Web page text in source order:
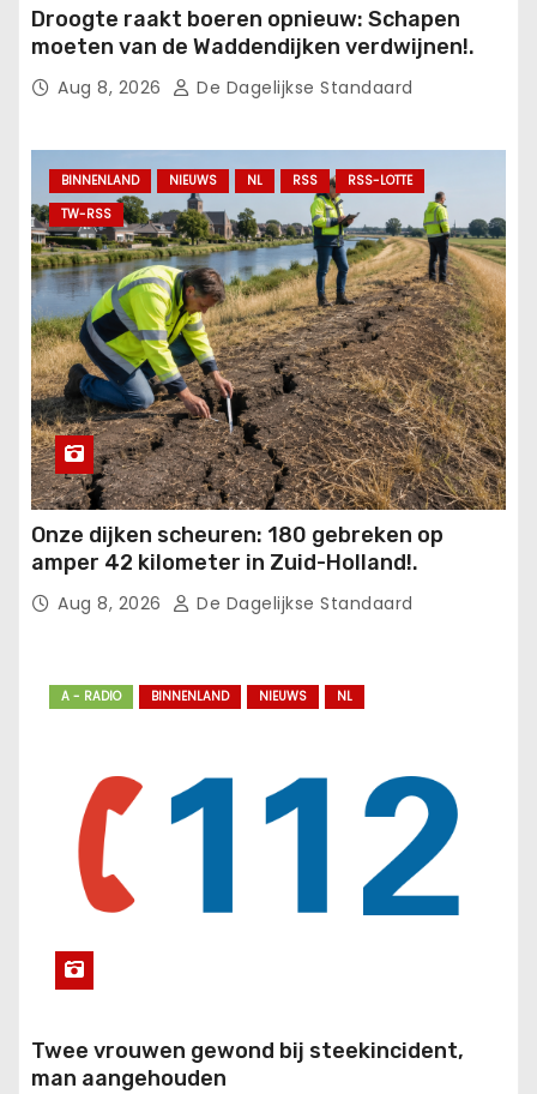
Droogte raakt boeren opnieuw: Schapen
moeten van de Waddendijken verdwijnen!.
Aug 8, 2026 De Dagelijkse Standaard
BINNENLAND NIEUWS NL RSS
RSS-LOTTE
TW-RSS
Onze dijken scheuren: 180 gebreken op
amper 42 kilometer in Zuid-Holland!.
Aug 8, 2026 De Dagelijkse Standaard
A - RADIO BINNENLAND NIEUWS NL
Twee vrouwen gewond bij steekincident,
man aangehouden